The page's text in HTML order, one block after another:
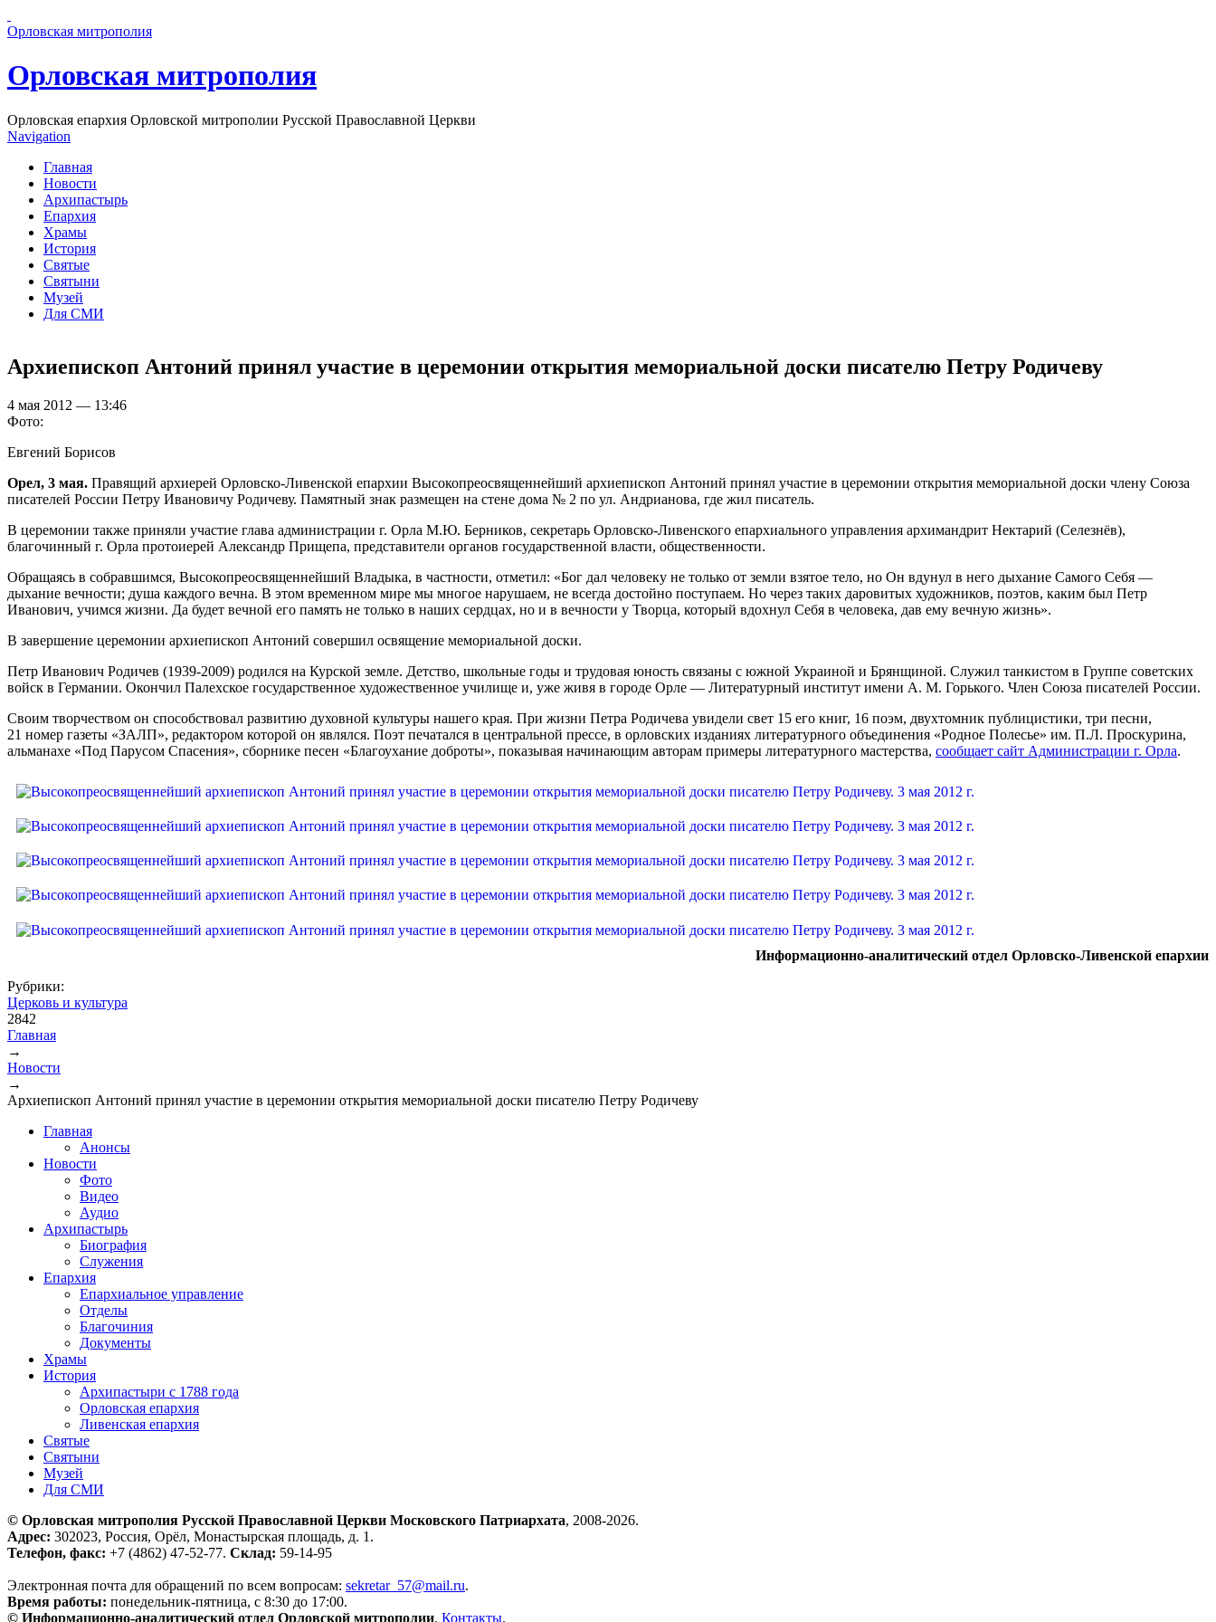
Орловская митрополия
Орловская митрополия
Орловская епархия Орловской митрополии Русской Православной Церкви
Navigation
Главная
Новости
Архипастырь
Епархия
Храмы
История
Святые
Святыни
Музей
Для СМИ
Архиепископ Антоний принял участие в церемонии открытия мемориальной доски писателю Петру Родичеву
4 мая 2012 — 13:46
Фото:
Евгений Борисов
Орел, 3 мая. Правящий архиерей Орловско-Ливенской епархии Высокопреосвященнейший архиепископ Антоний принял участие в церемонии открытия мемориальной доски члену Союза
писателей России Петру Ивановичу Родичеву. Памятный знак размещен на стене дома № 2 по ул. Андрианова, где жил писатель.
В церемонии также приняли участие глава администрации г. Орла М.Ю. Берников, секретарь Орловско-Ливенского епархиального управления архимандрит Нектарий (Селезнёв),
благочинный г. Орла протоиерей Александр Прищепа, представители органов государственной власти, общественности.
Обращаясь в собравшимся, Высокопреосвященнейший Владыка, в частности, отметил: «Бог дал человеку не только от земли взятое тело, но Он вдунул в него дыхание Самого Себя —
дыхание вечности; душа каждого вечна. В этом временном мире мы многое нарушаем, не всегда достойно поступаем. Но через таких даровитых художников, поэтов, каким был Петр
Иванович, учимся жизни. Да будет вечной его память не только в наших сердцах, но и в вечности у Творца, который вдохнул Себя в человека, дав ему вечную жизнь».
В завершение церемонии архиепископ Антоний совершил освящение мемориальной доски.
Петр Иванович Родичев (1939-2009) родился на Курской земле. Детство, школьные годы и трудовая юность связаны с южной Украиной и Брянщиной. Служил танкистом в Группе советских
войск в Германии. Окончил Палехское государственное художественное училище и, уже живя в городе Орле — Литературный институт имени А. М. Горького. Член Союза писателей России.
Своим творчеством он способствовал развитию духовной культуры нашего края. При жизни Петра Родичева увидели свет 15 его книг, 16 поэм, двухтомник публицистики, три песни,
21 номер газеты «ЗАЛП», редактором которой он являлся. Поэт печатался в центральной прессе, в орловских изданиях литературного объединения «Родное Полесье» им. П.Л. Проскурина,
альманахе «Под Парусом Спасения», сборнике песен «Благоухание доброты», показывая начинающим авторам примеры литературного мастерства, сообщает сайт Администрации г. Орла.
Информационно-аналитический отдел Орловско-Ливенской епархии
Рубрики:
Церковь и культура
2842
Вы здесь
Главная
→
Новости
→
Архиепископ Антоний принял участие в церемонии открытия мемориальной доски писателю Петру Родичеву
Главная
Анонсы
Новости
Фото
Видео
Аудио
Архипастырь
Биография
Служения
Епархия
Епархиальное управление
Отделы
Благочиния
Документы
Храмы
История
Архипастыри с 1788 года
Орловская епархия
Ливенская епархия
Святые
Святыни
Музей
Для СМИ
© Орловская митрополия Русской Православной Церкви Московского Патриархата, 2008-2026.
Адрес: 302023, Россия, Орёл, Монастырская площадь, д. 1.
Телефон, факс: +7 (4862) 47-52-77. Склад: 59-14-95
Электронная почта для обращений по всем вопросам: sekretar_57@mail.ru.
Время работы: понедельник-пятница, с 8:30 до 17:00.
© Информационно-аналитический отдел Орловской митрополии. Контакты.